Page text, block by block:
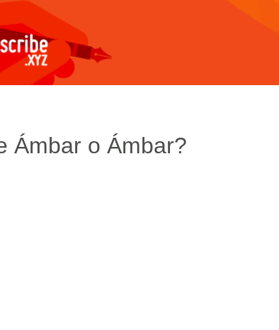
Ámbar o Ámbar?